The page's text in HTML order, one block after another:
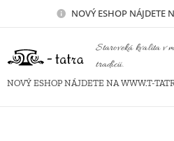
NOVÝESHOP NÁJDETE
Staroveká kvalita v
tradícii.
NOVÝ ESHOP NÁJDETE NA WWW.T-